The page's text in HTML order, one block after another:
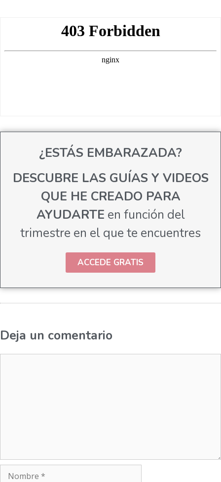
¿ESTÁS EMBARAZADA?
DESCUBRE LAS GUÍAS Y VIDEOS
QUE HE CREADO PARA
AYUDARTE en función del
trimestre en el que te encuentres
ACCEDE GRATIS
Deja un comentario